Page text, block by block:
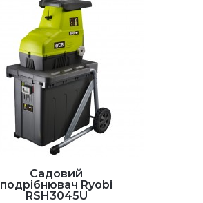
Садовий
подрібнювач Ryobi
RSH3045U